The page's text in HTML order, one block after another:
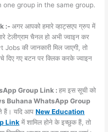
group in the same group.
:-अगर आपको हमारे व्हाट्सएप ग्रुप में
टेलीग्राम चैनल हो अभी ज्वाइन कर
की जानकारी मिल जाएगी, तो
दिए गए बटन पर क्लिक करके ज्वाइन
Group Link :हम इस सूची को
Buhana WhatsApp Group
हैं। यदि आपNew Education
Link में शामिल होने के इच्छुक हैं, तो